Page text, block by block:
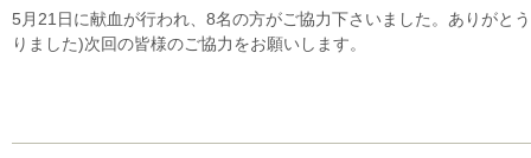
5月21日に献血が行われ、8名の方がご協力下さいました。ありがと
りました)次回の皆様のご協力をお願いします。